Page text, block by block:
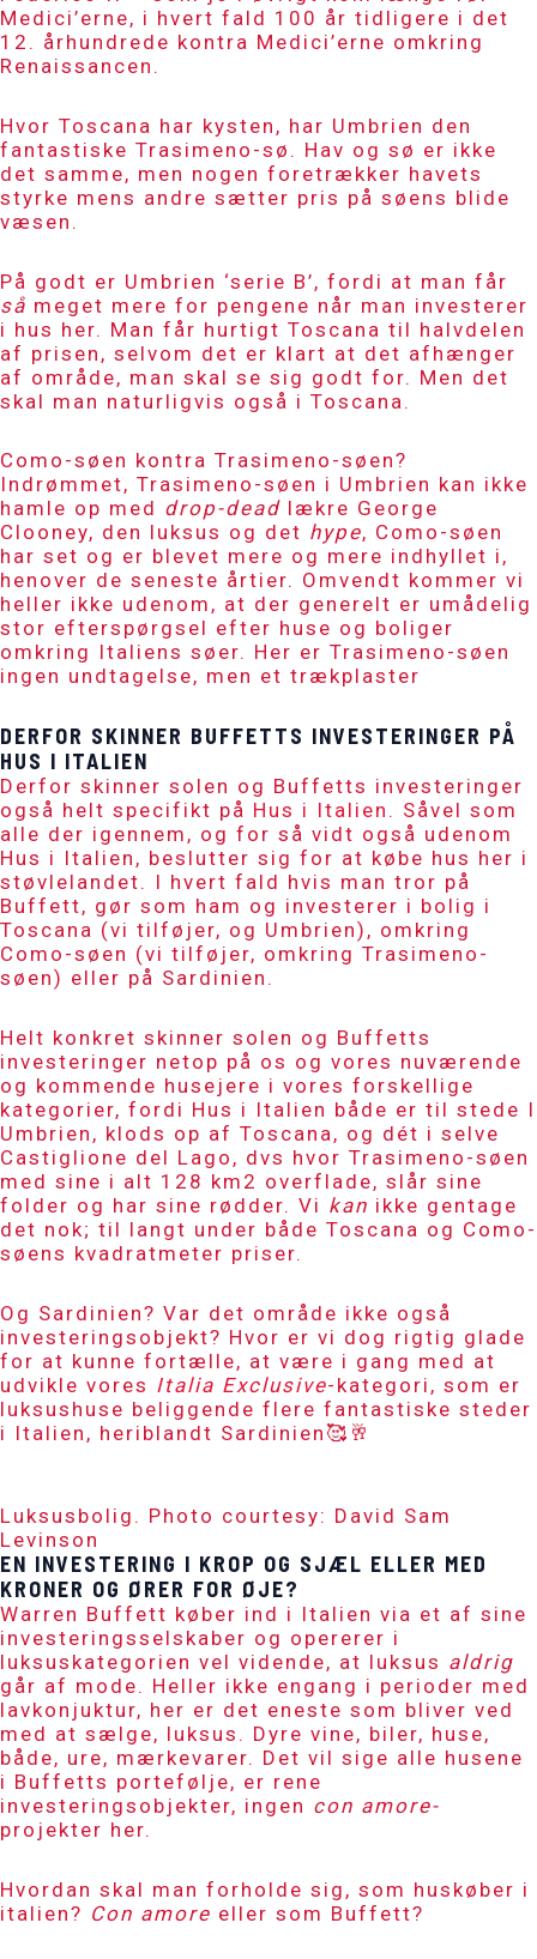
Medici’erne, i hvert fald 100 år tidligere i det
12. århundrede kontra Medici’erne omkring
Renaissancen.
Hvor Toscana har kysten, har Umbrien den
fantastiske Trasimeno-sø. Hav og sø er ikke
det samme, men nogen foretrækker havets
styrke mens andre sætter pris på søens blide
væsen.
På godt er Umbrien ‘serie B’, fordi at man får
så meget mere for pengene når man investerer
i hus her. Man får hurtigt Toscana til halvdelen
af prisen, selvom det er klart at det afhænger
af område, man skal se sig godt for. Men det
skal man naturligvis også i Toscana.
Como-søen kontra Trasimeno-søen?
Indrømmet, Trasimeno-søen i Umbrien kan ikke
hamle op med drop-dead lækre George
Clooney, den luksus og det hype, Como-søen
har set og er blevet mere og mere indhyllet i,
henover de seneste årtier. Omvendt kommer vi
heller ikke udenom, at der generelt er umådelig
stor efterspørgsel efter huse og boliger
omkring Italiens søer. Her er Trasimeno-søen
ingen undtagelse, men et trækplaster
DERFOR SKINNER BUFFETTS INVESTERINGER PÅ
HUS I ITALIEN
Derfor skinner solen og Buffetts investeringer
også helt specifikt på Hus i Italien . Såvel som
alle der igennem, og for så vidt også udenom
Hus i Italien, beslutter sig for at købe hus her i
støvlelandet. I hvert fald hvis man tror på
Buffett, gør som ham og investerer i bolig i
Toscana (vi tilføjer, og Umbrien), omkring
Como-søen (vi tilføjer, omkring Trasimeno-
søen) eller på Sardinien.
Helt konkret skinner solen og Buffetts
investeringer netop på os og vores nuværende
og kommende husejere i vores forskellige
kategorier, fordi Hus i Italien både er til stede I
Umbrien, klods op af Toscana, og dét i selve
Castiglione del Lago, dvs hvor Trasimeno-søen
med sine i alt 128 km2 overflade, slår sine
folder og har sine rødder. Vi kan ikke gentage
det nok; til langt under både Toscana og Como-
søens kvadratmeter priser.
Og Sardinien? Var det område ikke også
investeringsobjekt? Hvor er vi dog rigtig glade
for at kunne fortælle, at være i gang med at
udvikle vores Italia Exclusive-kategori, som er
luksushuse beliggende flere fantastiske steder
i Italien, heriblandt Sardinien🥰🥂
Luksusbolig. Photo courtesy: David Sam
Levinson
EN INVESTERING I KROP OG SJÆL ELLER MED
KRONER OG ØRER FOR ØJE?
Warren Buffett køber ind i Italien via et af sine
investeringsselskaber og opererer i
luksuskategorien vel vidende, at luksus aldrig
går af mode. Heller ikke engang i perioder med
lavkonjuktur, her er det eneste som bliver ved
med at sælge, luksus. Dyre vine, biler, huse,
både, ure, mærkevarer. Det vil sige alle husene
i Buffetts portefølje, er rene
investeringsobjekter, ingen con amore-
projekter her.
Hvordan skal man forholde sig, som huskøber i
italien? Con amore eller som Buffett?